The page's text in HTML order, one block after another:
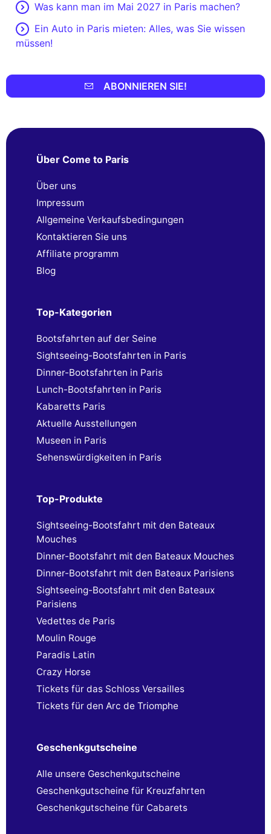
Was kann man im Mai 2027 in Paris machen?
Ein Auto in Paris mieten: Alles, was Sie wissen
müssen!
ABONNIEREN SIE!
Über Come to Paris
Über uns
Impressum
Allgemeine Verkaufsbedingungen
Kontaktieren Sie uns
Affiliate programm
Blog
Top-Kategorien
Bootsfahrten auf der Seine
Sightseeing-Bootsfahrten in Paris
Dinner-Bootsfahrten in Paris
Lunch-Bootsfahrten in Paris
Kabaretts Paris
Aktuelle Ausstellungen
Museen in Paris
Sehenswürdigkeiten in Paris
Top-Produkte
Sightseeing-Bootsfahrt mit den Bateaux
Mouches
Dinner-Bootsfahrt mit den Bateaux Mouches
Dinner-Bootsfahrt mit den Bateaux Parisiens
Sightseeing-Bootsfahrt mit den Bateaux
Parisiens
Vedettes de Paris
Moulin Rouge
Paradis Latin
Crazy Horse
Tickets für das Schloss Versailles
Tickets für den Arc de Triomphe
Geschenkgutscheine
Alle unsere Geschenkgutscheine
Geschenkgutscheine für Kreuzfahrten
Geschenkgutscheine für Cabarets